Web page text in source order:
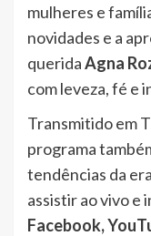
mulheres e
novidades e a
queridaAgna
com leveza, fé e
Transmitido em
programa
tendências da
assistir ao vivo e
Facebook,